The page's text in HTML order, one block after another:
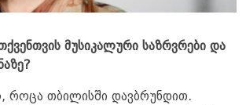
მუსიკალური საზრვრები და
როცა თბილისში დავბრუნდით.